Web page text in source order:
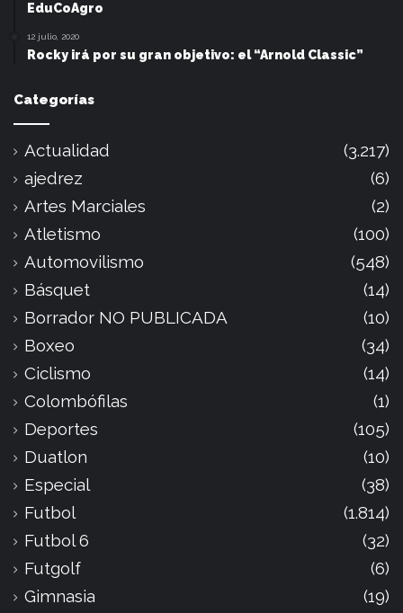
EduCoAgro
12 julio, 2020
Rocky irá por su gran objetivo: el “Arnold Classic”
Categorías
Actualidad
(3.217)
ajedrez
(6)
Artes Marciales
(2)
Atletismo
(100)
Automovilismo
(548)
Básquet
(14)
Borrador NO PUBLICADA
(10)
Boxeo
(34)
Ciclismo
(14)
Colombófilas
(1)
Deportes
(105)
Duatlon
(10)
Especial
(38)
Futbol
(1.814)
Futbol 6
(32)
Futgolf
(6)
Gimnasia
(19)